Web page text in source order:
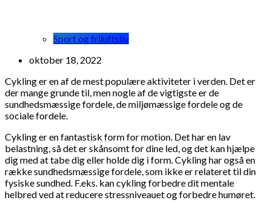
Sport og friluftsliv
oktober 18, 2022
Cykling er en af de mest populære aktiviteter i verden. Det er
der mange grunde til, men nogle af de vigtigste er de
sundhedsmæssige fordele, de miljømæssige fordele og de
sociale fordele.
Cykling er en fantastisk form for motion. Det har en lav
belastning, så det er skånsomt for dine led, og det kan hjælpe
dig med at tabe dig eller holde dig i form. Cykling har også en
række sundhedsmæssige fordele, som ikke er relateret til din
fysiske sundhed. F.eks. kan cykling forbedre dit mentale
helbred ved at reducere stressniveauet og forbedre humøret.